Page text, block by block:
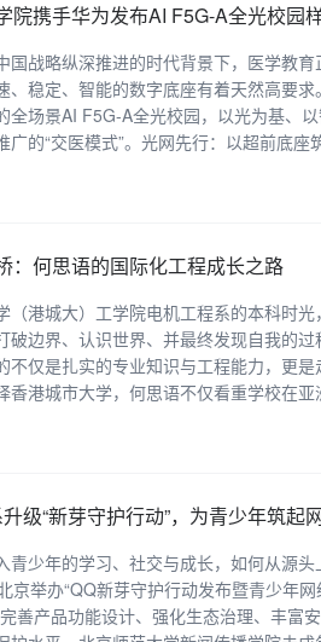
院携手华为发布AI F5G-A全光校园
国战略纵深推进的时代背景下，医学教
、稳定、智能的数字底座有着天然高要
全场景AI F5G-A全光校园，以光为基、
广的“交医模式”。光网先行：以超前底座
：何思语的国际化工程成长之路
（港城大）工学院电机工程系的本科时
破边界、认识世界、并最终发现自我的
不仅是扎实的专业知识与工程能力，更
香港城市大学，何思语不仅看重学校在
级“新芽守护行动”，为青少年筑起
青少年的学习、社交与成长，如何从源
京举办“QQ新芽守护行动发布暨青少年
善产品功能设计、强化生态治理、丰富